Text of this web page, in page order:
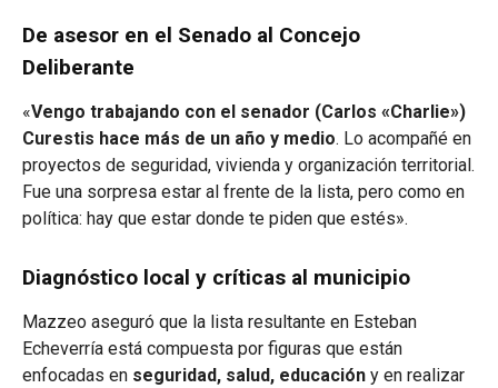
De asesor en el Senado al Concejo
Deliberante
«Vengo trabajando con el senador (Carlos «Charlie»)
Curestis hace más de un año y medio. Lo acompañé en
proyectos de seguridad, vivienda y organización territorial.
Fue una sorpresa estar al frente de la lista, pero como en
política: hay que estar donde te piden que estés».
Diagnóstico local y críticas al municipio
Mazzeo aseguró que la lista resultante en Esteban
Echeverría está compuesta por figuras que están
enfocadas en seguridad, salud, educación y en realizar